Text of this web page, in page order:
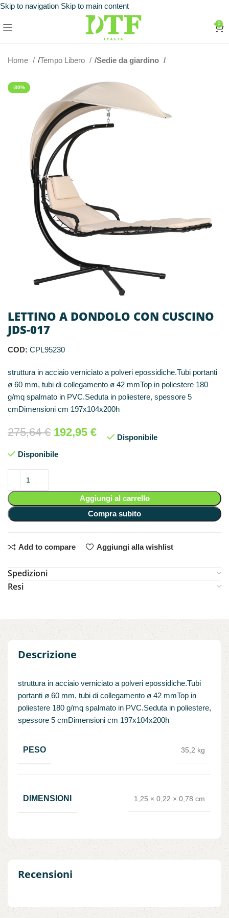
Skip to navigation Skip to main content
0
Home Tempo Libero Sedie da giardino
-30%
LETTINO A DONDOLO CON CUSCINO
JDS-017
COD: CPL95230
struttura in acciaio verniciato a polveri epossidiche.Tubi portanti
ø 60 mm, tubi di collegamento ø 42 mmTop in poliestere 180
g/mq spalmato in PVC.Seduta in poliestere, spessore 5
cmDimensioni cm 197x104x200h
275,64€ 192,95 €
Disponibile
Disponibile
Aggiungi al carrello
Compra subito
Add to compare Aggiungi alla wishlist
Spedizioni
Resi
Descrizione
struttura in acciaio verniciato a polveri epossidiche.Tubi
portanti ø 60 mm, tubi di collegamento ø 42 mmTop in
poliestere 180 g/mq spalmato in PVC.Seduta in poliestere,
spessore 5 cmDimensioni cm 197x104x200h
PESO 35,2 kg
DIMENSIONI 1,25 × 0,22 × 0,78 cm
Recensioni